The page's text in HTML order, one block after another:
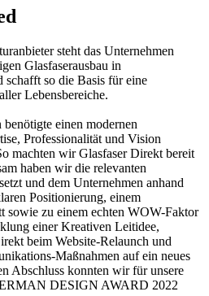
steht das Unternehmen
Glasfaserausbau in
schafft so die Basis für eine
Lebensbereiche.
einen modernen
Professionalität und Vision
machten wir Glasfaser Direkt bereit
haben wir die relevanten
und dem Unternehmen anhand
Positionierung, einem
sowie zu einem echten WOW-Faktor
einer Kreativen Leitidee,
beim Website-Relaunch und
Maßnahmen auf ein neues
Abschluss konnten wir für unsere
DESIGN AWARD 2022